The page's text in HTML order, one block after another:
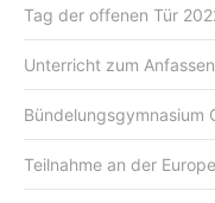
Tag der offenen Tür
Unterricht zum Anfassen
Bündelungsgymnasium
Teilnahme an der